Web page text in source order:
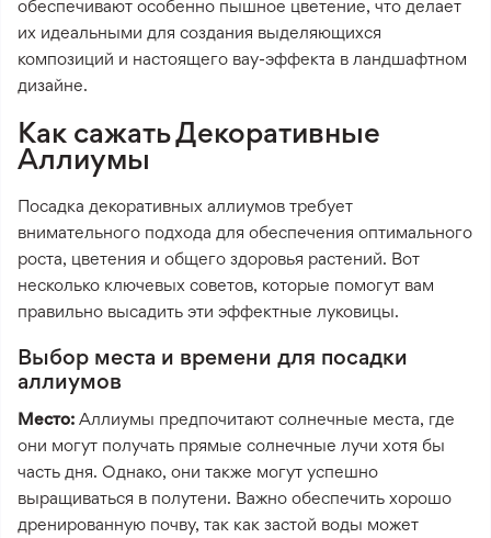
обеспечивают особенно пышное цветение, что делает
их идеальными для создания выделяющихся
композиций и настоящего вау-эффекта в ландшафтном
дизайне.
Как сажать Декоративные
Аллиумы
Посадка декоративных аллиумов требует
внимательного подхода для обеспечения оптимального
роста, цветения и общего здоровья растений. Вот
несколько ключевых советов, которые помогут вам
правильно высадить эти эффектные луковицы.
Выбор места и времени для посадки
аллиумов
Место: Аллиумы предпочитают солнечные места, где
они могут получать прямые солнечные лучи хотя бы
часть дня. Однако, они также могут успешно
выращиваться в полутени. Важно обеспечить хорошо
дренированную почву, так как застой воды может